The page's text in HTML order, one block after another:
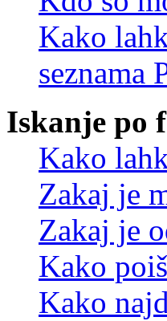
Kako
seznama
Iskanje po
Kako
Zakaj je
Zakaj je
Kako
Kako